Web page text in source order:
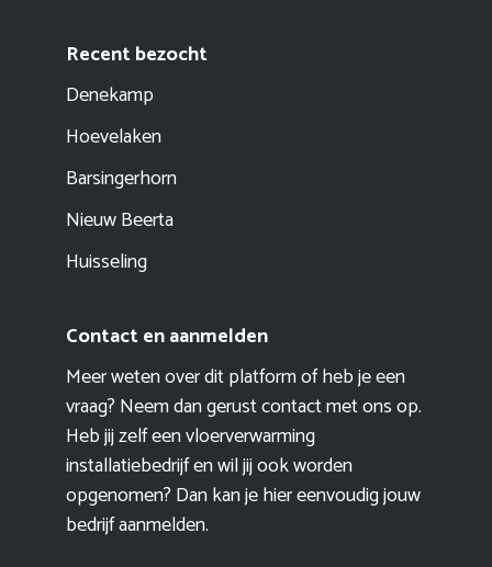
Recent bezocht
Denekamp
Hoevelaken
Barsingerhorn
Nieuw Beerta
Huisseling
Contact en aanmelden
Meer weten over dit platform of heb je een
vraag? Neem dan gerust contact met ons op.
Heb jij zelf een vloerverwarming
installatiebedrijf en wil jij ook worden
opgenomen? Dan kan je hier eenvoudigjouw
bedrijf aanmelden.